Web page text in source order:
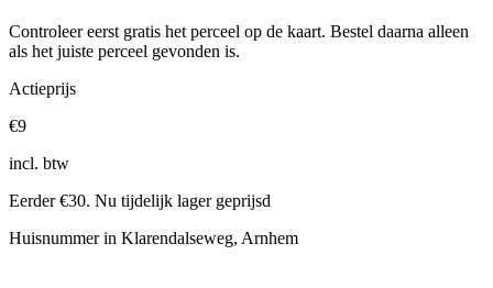
Controleer eerst gratis het perceel op de kaart. Bestel daarna alleen
als het juiste perceel gevonden is.
Actieprijs
€9
incl. btw
Eerder €30. Nu tijdelijk lager geprijsd
Huisnummer in Klarendalseweg, Arnhem